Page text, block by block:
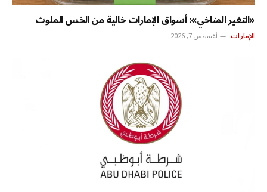
«التغير المناخي»: أسواق الإمارات خالية من الخس الملوث
الإمارات أغسطس 7, 2026